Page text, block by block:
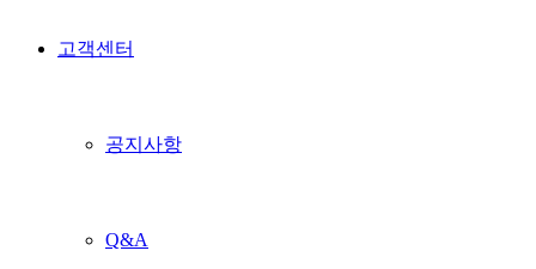
고객센터
공지사항
Q&A